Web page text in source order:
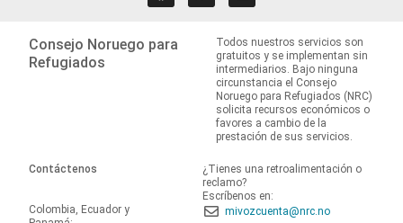
Consejo Noruego para
Refugiados
Todos nuestros servicios son
gratuitos y se implementan sin
intermediarios. Bajo ninguna
circunstancia el Consejo
Noruego para Refugiados (NRC)
solicita recursos económicos o
favores a cambio de la
prestación de sus servicios.
Contáctenos
¿Tienes una retroalimentación o
reclamo?
Escríbenos en:
Colombia, Ecuador y
mivozcuenta@nrc.no